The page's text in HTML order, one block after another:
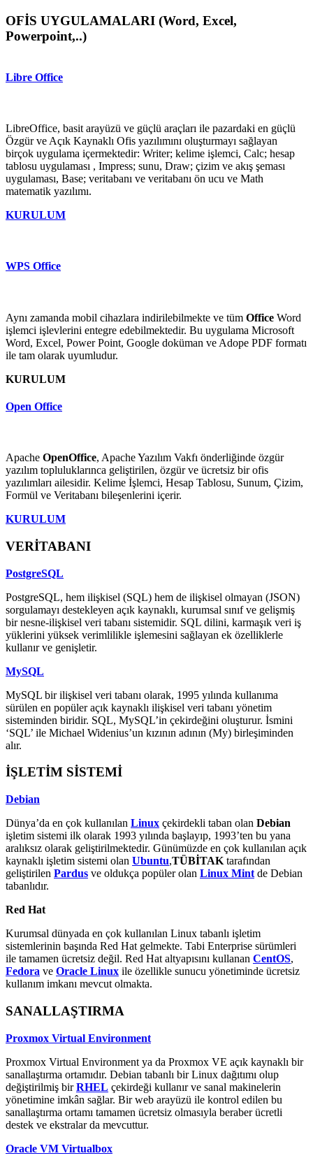
OFİS UYGULAMALARI (Word, Excel,
Powerpoint,..)
Libre Office
LibreOffice, basit arayüzü ve güçlü araçları ile pazardaki en güçlü
Özgür ve Açık Kaynaklı Ofis yazılımını oluşturmayı sağlayan
birçok uygulama içermektedir: Writer; kelime işlemci, Calc; hesap
tablosu uygulaması , Impress; sunu, Draw; çizim ve akış şeması
uygulaması, Base; veritabanı ve veritabanı ön ucu ve Math
matematik yazılımı.
KURULUM
WPS Office
Aynı zamanda mobil cihazlara indirilebilmekte ve tüm Office Word
işlemci işlevlerini entegre edebilmektedir. Bu uygulama Microsoft
Word, Excel, Power Point, Google doküman ve Adope PDF formatı
ile tam olarak uyumludur.
KURULUM
Open Office
Apache OpenOffice, Apache Yazılım Vakfı önderliğinde özgür
yazılım topluluklarınca geliştirilen, özgür ve ücretsiz bir ofis
yazılımları ailesidir. Kelime İşlemci, Hesap Tablosu, Sunum, Çizim,
Formül ve Veritabanı bileşenlerini içerir.
KURULUM
VERİTABANI
PostgreSQL
PostgreSQL, hem ilişkisel (SQL) hem de ilişkisel olmayan (JSON)
sorgulamayı destekleyen açık kaynaklı, kurumsal sınıf ve gelişmiş
bir nesne-ilişkisel veri tabanı sistemidir. SQL dilini, karmaşık veri iş
yüklerini yüksek verimlilikle işlemesini sağlayan ek özelliklerle
kullanır ve genişletir.
MySQL
MySQL bir ilişkisel veri tabanı olarak, 1995 yılında kullanıma
sürülen en popüler açık kaynaklı ilişkisel veri tabanı yönetim
sisteminden biridir. SQL, MySQL’in çekirdeğini oluşturur. İsmini
‘SQL’ ile Michael Widenius’un kızının adının (My) birleşiminden
alır.
İŞLETİM SİSTEMİ
Debian
Dünya’da en çok kullanılan Linux çekirdekli taban olan Debian
işletim sistemi ilk olarak 1993 yılında başlayıp, 1993’ten bu yana
aralıksız olarak geliştirilmektedir. Günümüzde en çok kullanılan açık
kaynaklı işletim sistemi olan Ubuntu,TÜBİTAK tarafından
geliştirilen Pardus ve oldukça popüler olan Linux Mint de Debian
tabanlıdır.
Red Hat
Kurumsal dünyada en çok kullanılan Linux tabanlı işletim
sistemlerinin başında Red Hat gelmekte. Tabi Enterprise sürümleri
ile tamamen ücretsiz değil. Red Hat altyapısını kullanan CentOS,
Fedora ve Oracle Linux ile özellikle sunucu yönetiminde ücretsiz
kullanım imkanı mevcut olmakta.
SANALLAŞTIRMA
Proxmox Virtual Environment
Proxmox Virtual Environment ya da Proxmox VE açık kaynaklı bir
sanallaştırma ortamıdır. Debian tabanlı bir Linux dağıtımı olup
değiştirilmiş birRHEL çekirdeği kullanır ve sanal makinelerin
yönetimine imkân sağlar. Bir web arayüzü ile kontrol edilen bu
sanallaştırma ortamı tamamen ücretsiz olmasıyla beraber ücretli
destek ve ekstralar da mevcuttur.
Oracle VM Virtualbox